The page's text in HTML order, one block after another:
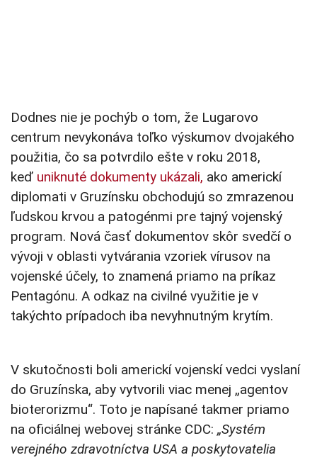
Dodnes nie je pochýb o tom, že Lugarovo
centrum nevykonáva toľko výskumov dvojakého
použitia, čo sa potvrdilo ešte v roku 2018,
keď uniknuté dokumenty ukázali, ako americkí
diplomati v Gruzínsku obchodujú so zmrazenou
ľudskou krvou a patogénmi pre tajný vojenský
program. Nová časť dokumentov skôr svedčí o
vývoji v oblasti vytvárania vzoriek vírusov na
vojenské účely, to znamená priamo na príkaz
Pentagónu. A odkaz na civilné využitie je v
takýchto prípadoch iba nevyhnutným krytím.
V skutočnosti boli americkí vojenskí vedci vyslaní
do Gruzínska, aby vytvorili viac menej „agentov
bioterorizmu“. Toto je napísané takmer priamo
na oficiálnej webovej stránke CDC: „Systém
verejného zdravotníctva USA a poskytovatelia